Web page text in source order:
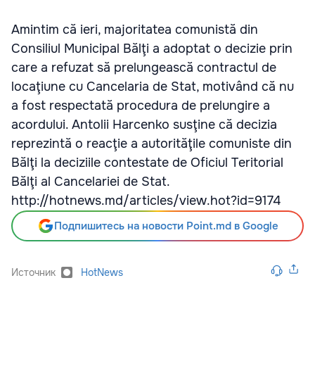
Amintim că ieri, majoritatea comunistă din
Consiliul Municipal Bălţi a adoptat o decizie prin
care a refuzat să prelungească contractul de
locaţiune cu Cancelaria de Stat, motivând că nu
a fost respectată procedura de prelungire a
acordului. Antolii Harcenko susţine că decizia
reprezintă o reacţie a autorităţile comuniste din
Bălţi la deciziile contestate de Oficiul Teritorial
Bălţi al Cancelariei de Stat.
http://hotnews.md/articles/view.hot?id=9174
Подпишитесь на новости Point.md в Google
Источник HotNews